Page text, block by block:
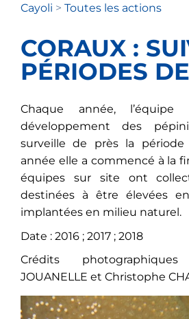
Cayoli > Toutes les actions
CORAUX :
PÉRIODES
Chaque année,
développement des
surveille de près la
année elle a commencé à la
équipes sur site ont
destinées à être élevées
implantées en milieu naturel.
Date : 2016 ; 2017 ; 2018
Crédits
JOUANELLE et Christophe